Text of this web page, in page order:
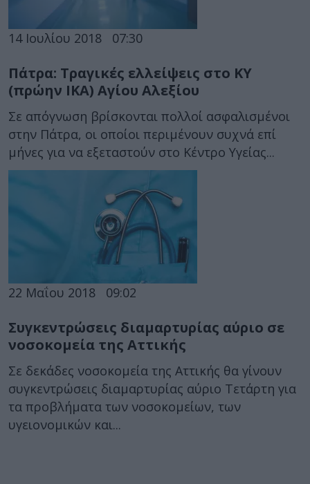
14 Ιουλίου 2018 07:30
Πάτρα: Τραγικές ελλείψεις στο ΚΥ
(πρώην ΙΚΑ) Αγίου Αλεξίου
Σε απόγνωση βρίσκονται πολλοί ασφαλισμένοι
στην Πάτρα, οι οποίοι περιμένουν συχνά επί
μήνες για να εξεταστούν στο Κέντρο Υγείας...
22 Μαΐου 2018 09:02
Συγκεντρώσεις διαμαρτυρίας αύριο σε
νοσοκομεία της Αττικής
Σε δεκάδες νοσοκομεία της Αττικής θα γίνουν
συγκεντρώσεις διαμαρτυρίας αύριο Τετάρτη για
τα προβλήματα των νοσοκομείων, των
υγειονομικών και...